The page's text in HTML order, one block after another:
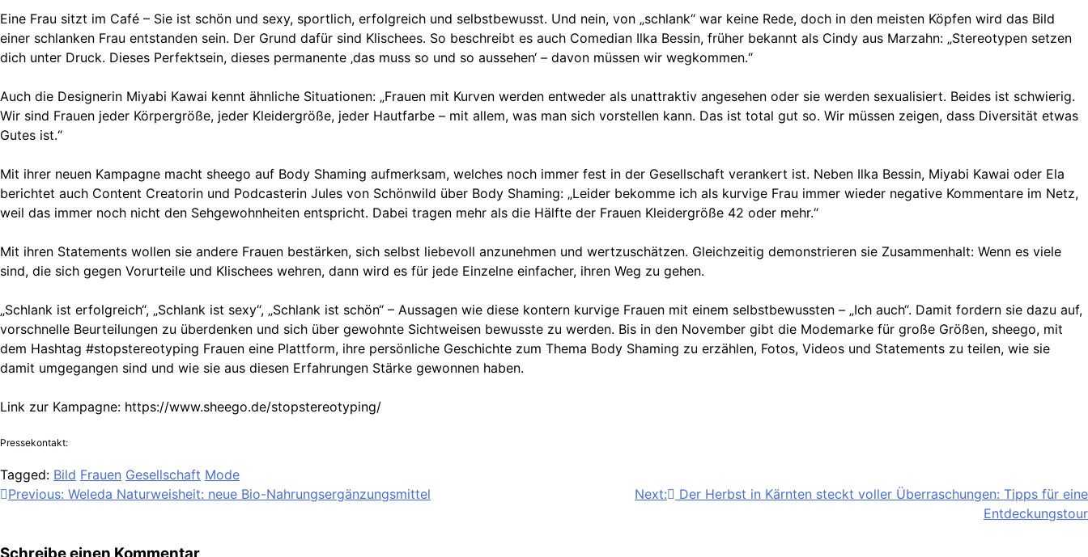
Eine Frau sitzt im Café – Sie ist schön und sexy, sportlich, erfolgreich und selbstbewusst. Und nein, von „schlank“ war keine Rede, doch in den meisten Köpfen wird das Bild
einer schlanken Frau entstanden sein. Der Grund dafür sind Klischees. So beschreibt es auch Comedian Ilka Bessin, früher bekannt als Cindy aus Marzahn: „Stereotypen setzen
dich unter Druck. Dieses Perfektsein, dieses permanente ‚das muss so und so aussehen‘ – davon müssen wir wegkommen.“
Auch die Designerin Miyabi Kawai kennt ähnliche Situationen: „Frauen mit Kurven werden entweder als unattraktiv angesehen oder sie werden sexualisiert. Beides ist schwierig.
Wir sind Frauen jeder Körpergröße, jeder Kleidergröße, jeder Hautfarbe – mit allem, was man sich vorstellen kann. Das ist total gut so. Wir müssen zeigen, dass Diversität etwas
Gutes ist.“
Mit ihrer neuen Kampagne macht sheego auf Body Shaming aufmerksam, welches noch immer fest in der Gesellschaft verankert ist. Neben Ilka Bessin, Miyabi Kawai oder Ela
berichtet auch Content Creatorin und Podcasterin Jules von Schönwild über Body Shaming: „Leider bekomme ich als kurvige Frau immer wieder negative Kommentare im Netz,
weil das immer noch nicht den Sehgewohnheiten entspricht. Dabei tragen mehr als die Hälfte der Frauen Kleidergröße 42 oder mehr.“
Mit ihren Statements wollen sie andere Frauen bestärken, sich selbst liebevoll anzunehmen und wertzuschätzen. Gleichzeitig demonstrieren sie Zusammenhalt: Wenn es viele
sind, die sich gegen Vorurteile und Klischees wehren, dann wird es für jede Einzelne einfacher, ihren Weg zu gehen.
„Schlank ist erfolgreich“, „Schlank ist sexy“, „Schlank ist schön“ – Aussagen wie diese kontern kurvige Frauen mit einem selbstbewussten – „Ich auch“. Damit fordern sie dazu auf,
vorschnelle Beurteilungen zu überdenken und sich über gewohnte Sichtweisen bewusste zu werden. Bis in den November gibt die Modemarke für große Größen, sheego, mit
dem Hashtag #stopstereotyping Frauen eine Plattform, ihre persönliche Geschichte zum Thema Body Shaming zu erzählen, Fotos, Videos und Statements zu teilen, wie sie
damit umgegangen sind und wie sie aus diesen Erfahrungen Stärke gewonnen haben.
Link zur Kampagne: https://www.sheego.de/stopstereotyping/
Pressekontakt:
Tagged: Bild Frauen Gesellschaft Mode
Beitragsnavigation
Previous: Weleda Naturweisheit: neue Bio-Nahrungsergänzungsmittel Next:
Der Herbst in Kärnten steckt voller Überraschungen: Tipps für eine
Entdeckungstour